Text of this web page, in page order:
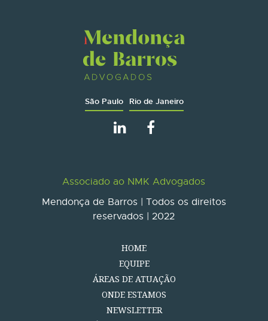
São Paulo Rio de Janeiro
Associado ao NMK Advogados
Mendonça de Barros | Todos os direitos
reservados | 2022
HOME
EQUIPE
ÁREAS DE ATUAÇÃO
ONDE ESTAMOS
NEWSLETTER